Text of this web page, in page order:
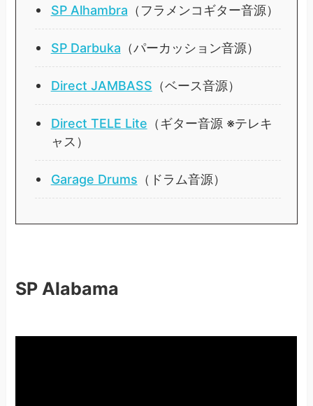
SP Alhambra （フラメンコギター音源）
SP Darbuka （パーカッション音源）
Direct JAMBASS （ベース音源）
Direct TELE Lite （ギター音源 ※テレキ
ャス）
Garage Drums （ドラム音源）
SP Alabama